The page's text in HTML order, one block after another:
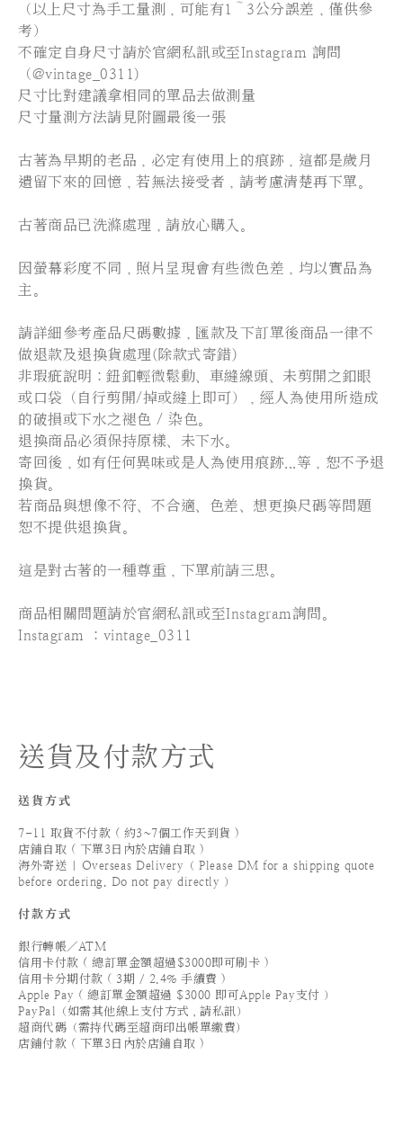
（以上尺寸為手工量測，可能有1～3公分誤差，僅供參
考）
不確定自身尺寸請於官網私訊或至Instagram 詢問
（@vintage_0311)
尺寸比對建議拿相同的單品去做測量
尺寸量測方法請見附圖最後一張
古著為早期的老品，必定有使用上的痕跡，這都是歲月
遺留下來的回憶，若無法接受者，請考慮清楚再下單。
古著商品已洗滌處理，請放心購入。
因螢幕彩度不同，照片呈現會有些微色差，均以實品為
主。
請詳細參考產品尺碼數據，匯款及下訂單後商品一律不
做退款及退換貨處理(除款式寄錯)
非瑕疵說明：鈕釦輕微鬆動、車縫線頭、未剪開之釦眼
或口袋（自行剪開/掉或縫上即可），經人為使用所造成
的破損或下水之褪色 / 染色。
退換商品必須保持原樣、未下水。
寄回後，如有任何異味或是人為使用痕跡...等，恕不予退
換貨。
若商品與想像不符、不合適、色差、想更換尺碼等問題
恕不提供退換貨。
這是對古著的一種尊重，下單前請三思。
商品相關問題請於官網私訊或至Instagram詢問。
Instagram ：vintage_0311
送貨及付款方式
送貨方式
7-11 取貨不付款 ( 約3~7個工作天到貨 )
店鋪自取 ( 下單3日內於店鋪自取 )
海外寄送 | Overseas Delivery（ Please DM for a shipping quote
before ordering. Do not pay directly ）
付款方式
銀行轉帳／ATM
信用卡付款 ( 總訂單金額超過$3000即可刷卡 )
信用卡分期付款 ( 3期 / 2.4% 手續費 )
Apple Pay ( 總訂單金額超過 $3000 即可Apple Pay支付 ）
PayPal（如需其他線上支付方式，請私訊）
超商代碼（需持代碼至超商印出帳單繳費）
店鋪付款 ( 下單3日內於店鋪自取 )